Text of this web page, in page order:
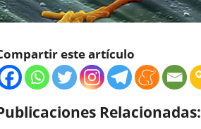
este artículo
Relacionadas: